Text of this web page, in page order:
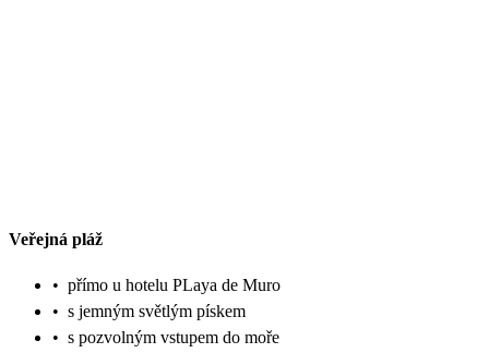
Veřejná pláž
• přímo u hotelu PLaya de Muro
• s jemným světlým pískem
• s pozvolným vstupem do moře